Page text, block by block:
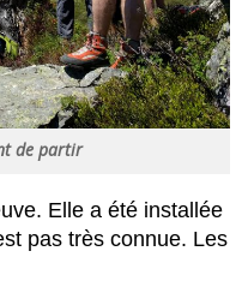
de partir
Elle a été installée
pas très connue. Les